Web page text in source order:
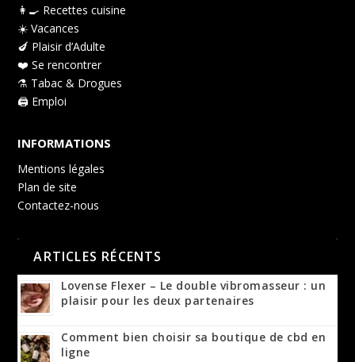
👩‍🍳 Recettes cuisine
☀️ Vacances
🍆 Plaisir d’Adulte
❤️ Se rencontrer
⚗️ Tabac & Drogues
🖨️ Emploi
INFORMATIONS
Mentions légales
Plan de site
Contactez-nous
ARTICLES RÉCENTS
Lovense Flexer – Le double vibromasseur : un
plaisir pour les deux partenaires
Comment bien choisir sa boutique de cbd en
ligne